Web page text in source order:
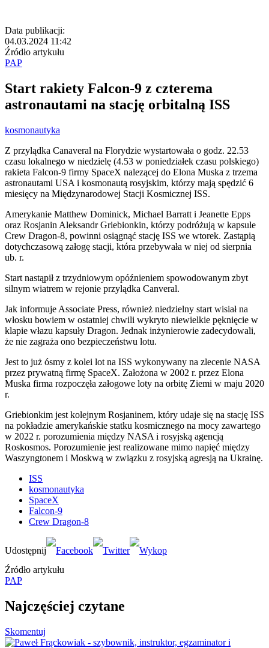
Data publikacji:
04.03.2024 11:42
Źródło artykułu
PAP
Start rakiety Falcon-9 z czterema
astronautami na stację orbitalną ISS
kosmonautyka
Z przylądka Canaveral na Florydzie wystartowała o godz. 22.53
czasu lokalnego w niedzielę (4.53 w poniedziałek czasu polskiego)
rakieta Falcon-9 firmy SpaceX nalezącej do Elona Muska z trzema
astronautami USA i kosmonautą rosyjskim, którzy mają spędzić 6
miesięcy na Międzynarodowej Stacji Kosmicznej ISS.
Amerykanie Matthew Dominick, Michael Barratt i Jeanette Epps
oraz Rosjanin Aleksandr Griebionkin, którzy podróżują w kapsule
Crew Dragon-8, powinni osiągnąć stację ISS we wtorek. Zastąpią
dotychczasową załogę stacji, która przebywała w niej od sierpnia
ub. r.
Start nastąpił z trzydniowym opóźnieniem spowodowanym zbyt
silnym wiatrem w rejonie przylądka Canveral.
Jak informuje Associate Press, również niedzielny start wisiał na
włosku bowiem w ostatniej chwili wykryto niewielkie pęknięcie w
klapie włazu kapsuły Dragon. Jednak inżynierowie zadecydowali,
że nie zagraża ono bezpieczeństwu lotu.
Jest to już ósmy z kolei lot na ISS wykonywany na zlecenie NASA
przez prywatną firmę SpaceX. Założona w 2002 r. przez Elona
Muska firma rozpoczęła załogowe loty na orbitę Ziemi w maju 2020
r.
Griebionkim jest kolejnym Rosjaninem, który udaje się na stację ISS
na pokładzie amerykańskie statku kosmicznego na mocy zawartego
w 2022 r. porozumienia między NASA i rosyjską agencją
Roskosmos. Porozumienie jest realizowane mimo napięć między
Waszyngtonem i Moskwą w związku z rosyjską agresją na Ukrainę.
ISS
kosmonautyka
SpaceX
Falcon-9
Crew Dragon-8
Źródło artykułu
PAP
Najczęściej czytane
Skomentuj